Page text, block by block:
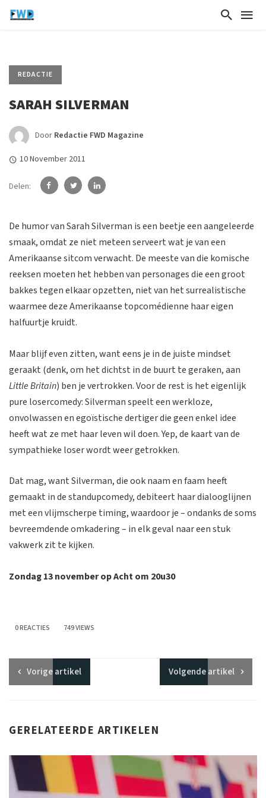
REDACTIE
SARAH SILVERMAN
Door Redactie FWD Magazine
10 November 2011
Delen:
De humor van Sarah Silverman is een beetje een aangeleerde
smaak, omdat ze niet meteen serveert wat je van een
Amerikaanse sitcom verwacht. De meeste van die komische
reeksen moeten het hebben van personages die een groot
bakkes tegen elkaar opzetten, niet van het surrealistische
waarmee deze Amerikaanse topcomédienne haar eigen
halfuurtje kruidt.
Maar blijf even zitten, want eens je in de juiste mindset
geraakt (denk, om het dichtst in de buurt te geraken, aan
Little Britain) ben je vertrokken. Voor de rest is het eigenlijk
pure losercomedy: Silverman speelt een werkloze,
onvolwassen en egoïstische dertiger die geen enkel idee
heeft wat ze met haar leven wil doen. Yep, de kaart van de
sympathieke loser wordt weer getrokken.
Dat mag, want Silverman, die ook naam en faam heeft
gemaakt in de standupcomedy, debiteert haar dialooglijnen
met een vlijmscherpe timing, waardoor je – ondanks de soms
bevreemdende omkadering – in elk geval naar een stuk
vakwerk zit te kijken.
Zondag 13 november op Acht om 20u30
0 REACTIES 749 VIEWS
Vorigeartikel Volgendeartikel
GERELATEERDE ARTIKELEN